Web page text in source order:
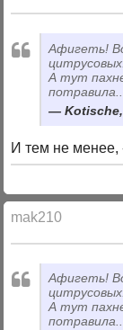
Афигеть!
цитрусовых.
А тут
потравила...
И тем не менее,
mak210
Афигеть!
цитрусовых.
А тут